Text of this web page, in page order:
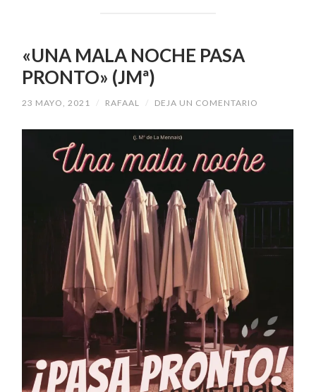
«UNA MALA NOCHE PASA
PRONTO» (JMª)
23 MAYO, 2021 / RAFAAL / DEJA UN COMENTARIO